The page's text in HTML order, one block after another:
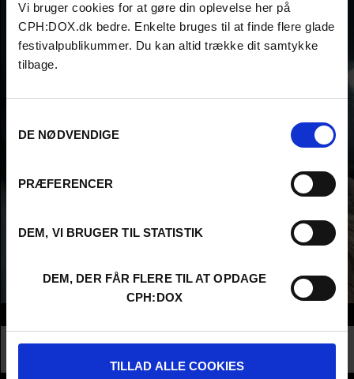
Vi bruger cookies for at gøre din oplevelse her på
CPH:DOX.dk bedre. Enkelte bruges til at finde flere glade
festivalpublikummer. Du kan altid trække dit samtykke
tilbage.
DE NØDVENDIGE
PRÆFERENCER
DEM, VI BRUGER TIL STATISTIK
DEM, DER FÅR FLERE TIL AT OPDAGE
CPH:DOX
TILLAD ALLE COOKIES